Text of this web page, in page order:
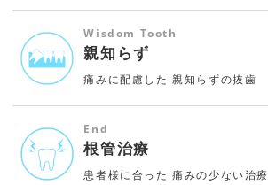
Wisdom Tooth
親知らず
痛みに配慮した 親知らずの抜歯
End
根管治療
患者様に合った 痛みの少ない治療